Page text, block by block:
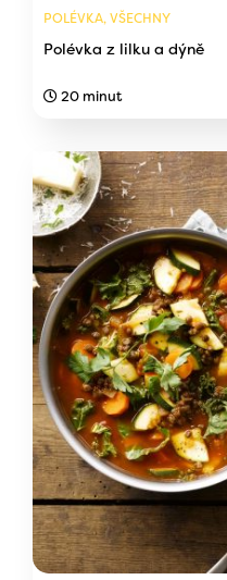
POLÉVKA, VŠECHNY
Polévka z lilku a dýně
20 minut